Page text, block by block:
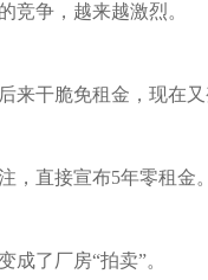
竞争，越来越激烈。
来干脆免租金，现在又
，直接宣布5年零租金。
成了厂房“拍卖”。